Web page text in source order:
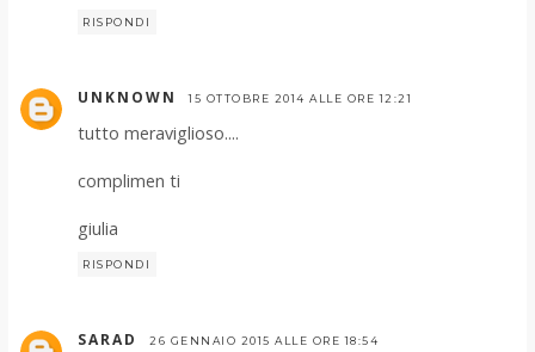
RISPONDI
UNKNOWN 15 OTTOBRE 2014 ALLE ORE 12:21
tutto meraviglioso....
complimen ti
giulia
RISPONDI
SARAD 26 GENNAIO 2015 ALLE ORE 18:54